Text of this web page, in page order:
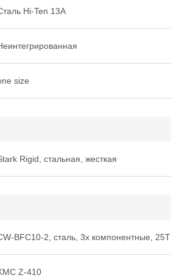
Hi-Ten 13A
size
Rigid, стальная, жесткая
BFC10-2, сталь, 3х компонентные, 25Т
Z-410